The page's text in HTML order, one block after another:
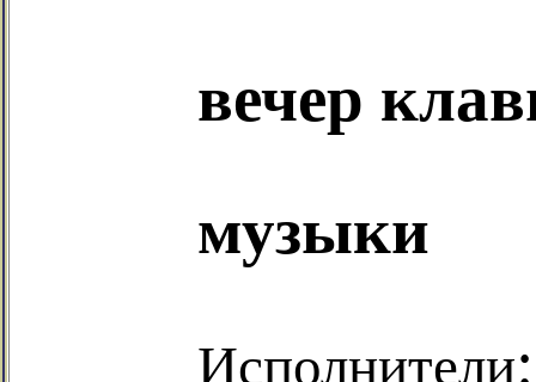
вечер
музыки
Исполнители: